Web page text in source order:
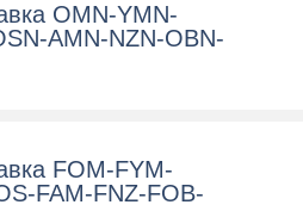
OMN-YMN-
AMN-NZN-OBN-
FOM-FYM-
FAM-FNZ-FOB-